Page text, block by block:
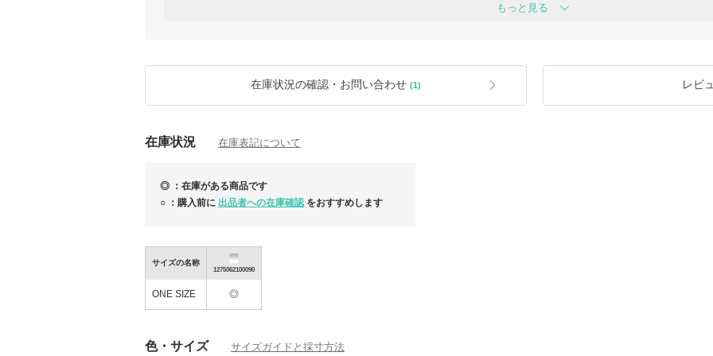
付属がある場合は、商品ページに画像を掲載しております。
※メーカー側にて、不定期に付属品等が仕様変更される場合がございます。
財布などのオリジナルボックス、生地や金具、ファスナー形状等が実際の商品画像
られて輸入されるものが一部ございます。
これを超過した場合は交換・返品を承
ます。
以下の商品はご返品や交換をお断りし
NEW
【最大1,000円OFFクーポン発行中】TIME
SALE本日終了！
もっと見る
在庫状況の確認・お問い合わせ (1) レビ
在庫状況 在庫表記について
◎ ：在庫がある商品です
○ ：購入前に 出品者への在庫確認 をおすすめします
サイズの名称
1275062100090
ONE SIZE ◎
色・サイズ サイズガイドと採寸方法